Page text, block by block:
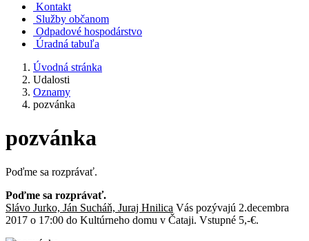
Kontakt
Služby občanom
Odpadové hospodárstvo
Úradná tabuľa
Úvodná stránka
Udalosti
Oznamy
pozvánka
pozvánka
Poďme sa rozprávať.
Poďme sa rozprávať.
Slávo Jurko, Ján Sucháň, Juraj Hnilica Vás pozývajú 2.decembra
2017 o 17:00 do Kultúrneho domu v Čataji. Vstupné 5,-€.